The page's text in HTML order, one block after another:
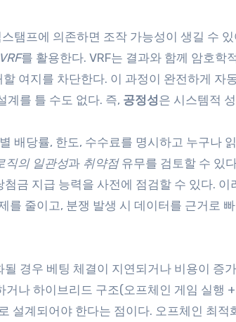
탬프에 의존하면 조작 가능성이 생길 수
VRF를 활용한다. VRF는 결과와 함께 암호학
여지를 차단한다. 이 과정이 완전하게 자
계를 틀 수도 없다. 즉, 공정성은 시스템적
배당률, 한도, 수수료를 명시하고 누구나
직의 일관성과 취약점유무를 검토할 수 있
금 지급 능력을 사전에 점검할 수 있다. 이
를 줄이고, 분쟁 발생 시 데이터를 근거로
경우 베팅 체결이 지연되거나 비용이 증
거나 하이브리드 구조(오프체인 게임 실행
설계되어야 한다는 점이다. 오프체인 최적